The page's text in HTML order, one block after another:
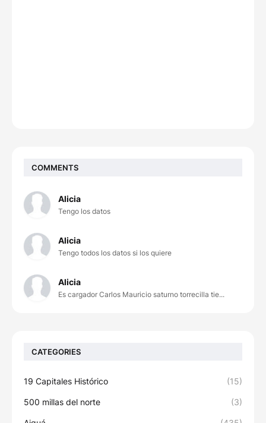
COMMENTS
Alicia
Tengo los datos
Alicia
Tengo todos los datos si los quiere
Alicia
Es cargador Carlos Mauricio saturno torrecilla tie...
CATEGORIES
19 Capitales Histórico (15)
500 millas del norte (3)